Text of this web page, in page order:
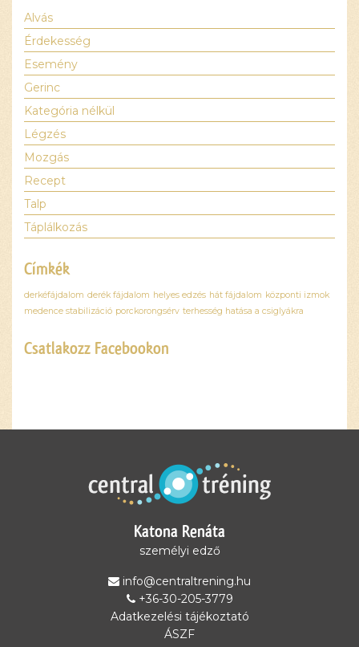
Alvás
Érdekesség
Esemény
Gerinc
Kategória nélkül
Légzés
Mozgás
Recept
Talp
Táplálkozás
Címkék
derkéfájdalom derék fájdalom helyes edzés hát fájdalom központi izmok
medence stabilizáció porckorongsérv terhesség hatása a csiglyákra
Csatlakozz Facebookon
blokkolva
Katona Renáta
személyi edző
info@centraltrening.hu
+36-30-205-3779
Adatkezelési tájékoztató
ÁSZF